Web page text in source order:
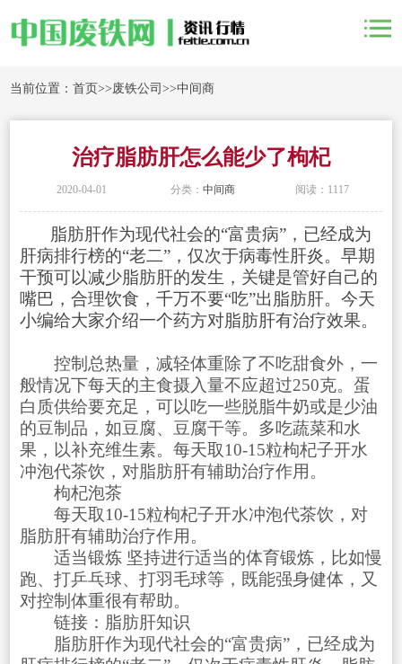
当前位置：首页>>废铁公司>>中间商
治疗脂肪肝怎么能少了枸杞
2020-04-01 分类： 中间商 阅读：1117
脂肪肝作为现代社会的“富贵病”，已经成为
肝病排行榜的“老二”，仅次于病毒性肝炎。早期
干预可以减少脂肪肝的发生，关键是管好自己的
嘴巴，合理饮食，千万不要“吃”出脂肪肝。今天
小编给大家介绍一个药方对脂肪肝有治疗效果。
控制总热量，减轻体重除了不吃甜食外，一
般情况下每天的主食摄入量不应超过250克。蛋
白质供给要充足，可以吃一些脱脂牛奶或是少油
的豆制品，如豆腐、豆腐干等。多吃蔬菜和水
果，以补充维生素。每天取10-15粒枸杞子开水
冲泡代茶饮，对脂肪肝有辅助治疗作用。
枸杞泡茶
每天取10-15粒枸杞子开水冲泡代茶饮，对
脂肪肝有辅助治疗作用。
适当锻炼 坚持进行适当的体育锻炼，比如慢
跑、打乒乓球、打羽毛球等，既能强身健体，又
对控制体重很有帮助。
链接：脂肪肝知识
脂肪肝作为现代社会的“富贵病”，已经成为